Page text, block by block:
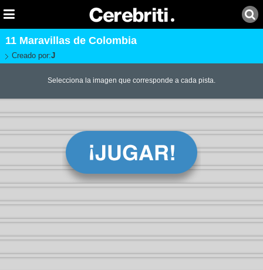
11 Maravillas de Colombia
Creado por:J
Selecciona la imagen que corresponde a cada pista.